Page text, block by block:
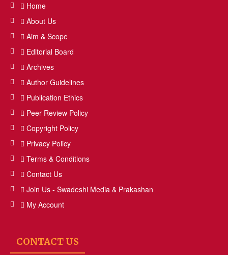
Home
About Us
Aim & Scope
Editorial Board
Archives
Author Guidelines
Publication Ethics
Peer Review Policy
Copyright Policy
Privacy Policy
Terms & Conditions
Contact Us
Join Us - Swadeshi Media & Prakashan
My Account
CONTACT US